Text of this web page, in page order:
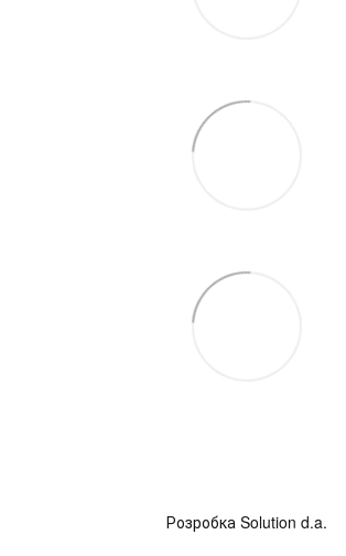
Розробка Solution d.a.